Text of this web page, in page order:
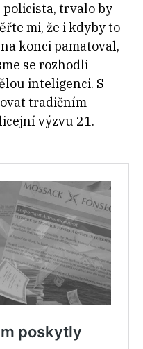
policista, trvalo by
mi, že i kdyby to
konci pamatoval,
se rozhodli
inteligenci. S
tradičním
výzvu 21.